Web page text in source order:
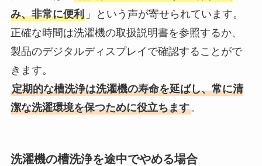
み、非常に便利」という声が寄せられています。
正確な時間は洗濯機の取扱説明書を参照するか、
製品のデジタルディスプレイで確認することがで
きます。
定期的な槽洗浄は洗濯機の寿命を延ばし、常に清
潔な洗濯環境を保つために役立ちます。
洗濯機の槽洗浄を途中でやめる場合